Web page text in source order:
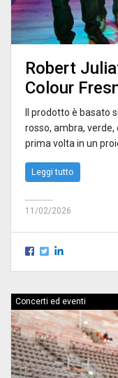
Robert
Colour
Il prodotto è basato
rosso, ambra,
prima volta in un
Leggi tutto
11/02/2026
Concerti ed eventi